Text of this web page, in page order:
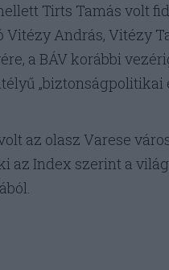
Tirts Tamás volt
András, Vitézy
a BÁV korábbi
„biztonságpolitikai
az olasz Varese
az Index szerint a